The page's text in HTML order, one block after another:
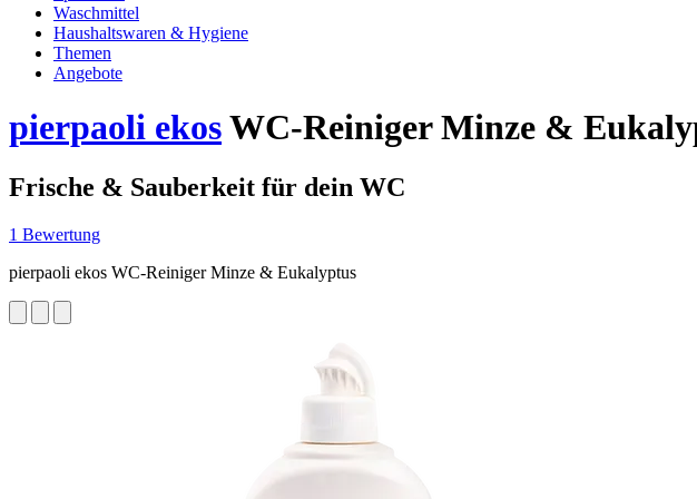
Waschmittel
Haushaltswaren & Hygiene
Themen
Angebote
pierpaoli ekosWC-Reiniger Minze &
Frische & Sauberkeit für dein WC
1 Bewertung
pierpaoli ekos WC-Reiniger Minze & Eukalyptus